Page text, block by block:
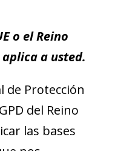
o el Reino
a usted.
de Protección
del Reino
las bases